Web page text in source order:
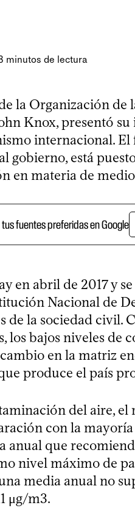
minutos de lectura
la Organización de
Knox, presentó
internacional.
gobierno, está
en materia de
fuentes preferidas en Google
en abril de 2017 y
Nacional de
de la sociedad civil.
los bajos niveles de
en la matriz
produce el país
del aire, el
con la
anual que
nivel máximo de
media anual no
μg/m3.